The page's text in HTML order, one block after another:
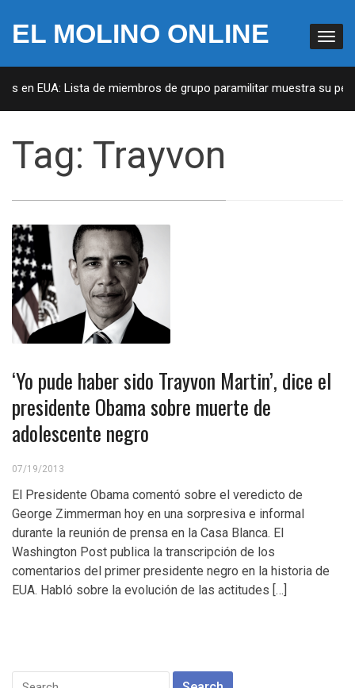
EL MOLINO ONLINE
en EUA: Lista de miembros de grupo paramilitar muestra su
Tag: Trayvon
‘Yo pude haber sido Trayvon Martin’, dice el
presidente Obama sobre muerte de
adolescente negro
07/19/2013
El Presidente Obama comentó sobre el veredicto de
George Zimmerman hoy en una sorpresiva e informal
durante la reunión de prensa en la Casa Blanca. El
Washington Post publica la transcripción de los
comentarios del primer presidente negro en la historia de
EUA. Habló sobre la evolución de las actitudes […]
Search